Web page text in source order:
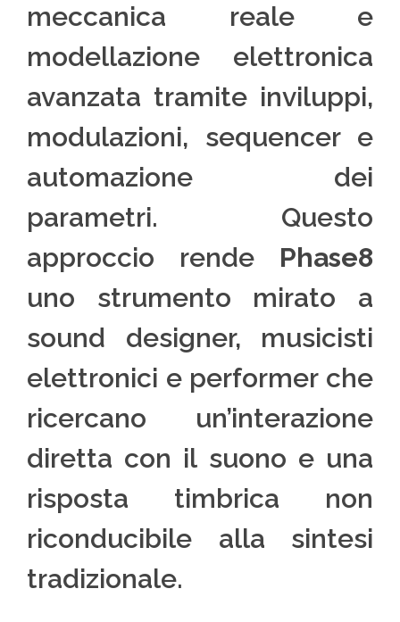
meccanica reale e
modellazione elettronica
avanzata tramite inviluppi,
modulazioni, sequencer e
automazione dei
parametri. Questo
approccio rende Phase8
uno strumento mirato a
sound designer, musicisti
elettronici e performer che
ricercano un’interazione
diretta con il suono e una
risposta timbrica non
riconducibile alla sintesi
tradizionale.